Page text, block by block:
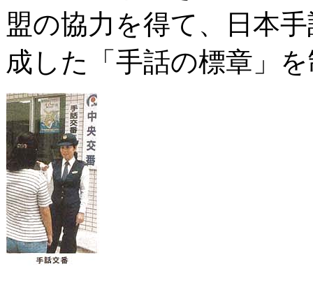
盟の協力を得て、日本
成した「手話の標章」